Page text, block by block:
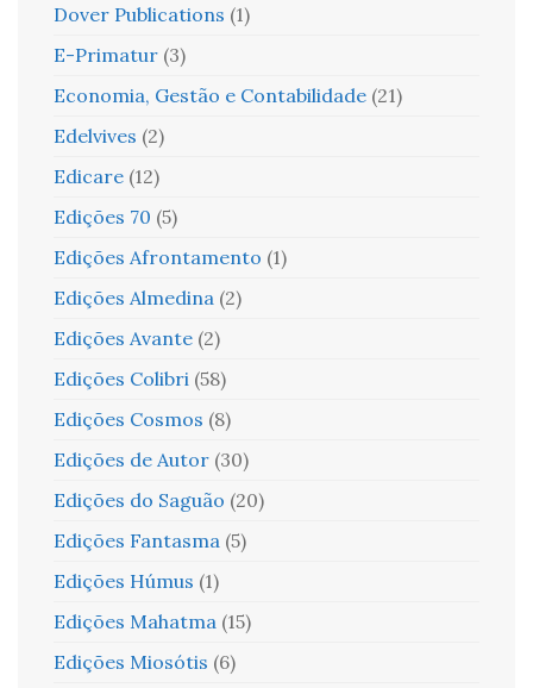
Dover Publications (1)
E-Primatur (3)
Economia, Gestão e Contabilidade (21)
Edelvives (2)
Edicare (12)
Edições 70 (5)
Edições Afrontamento (1)
Edições Almedina (2)
Edições Avante (2)
Edições Colibri (58)
Edições Cosmos (8)
Edições de Autor (30)
Edições do Saguão (20)
Edições Fantasma (5)
Edições Húmus (1)
Edições Mahatma (15)
Edições Miosótis (6)